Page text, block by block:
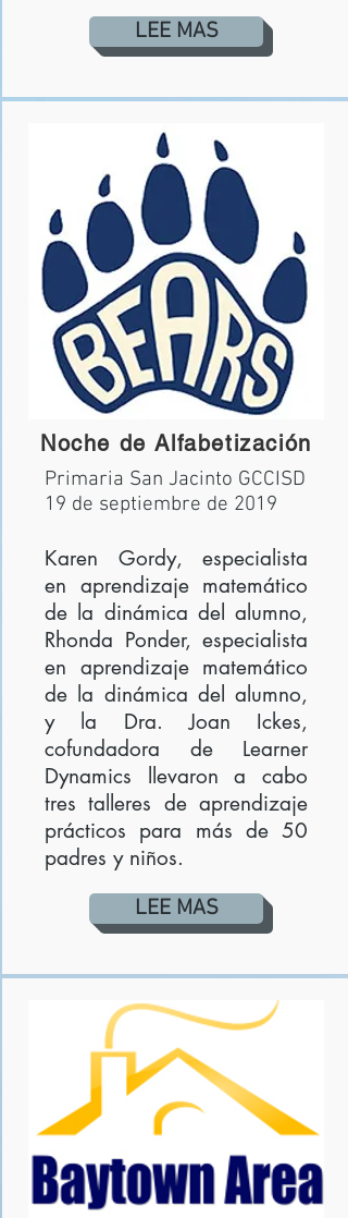
LEE MAS
Noche de Alfabetización
Primaria San Jacinto GCCISD
19 de septiembre de 2019
Karen Gordy, especialista
en aprendizaje matemático
de la dinámica del alumno,
Rhonda Ponder, especialista
en aprendizaje matemático
de la dinámica del alumno,
y la Dra. Joan Ickes,
cofundadora de Learner
Dynamics llevaron a cabo
tres talleres de aprendizaje
prácticos para más de 50
padres y niños.
LEE MAS